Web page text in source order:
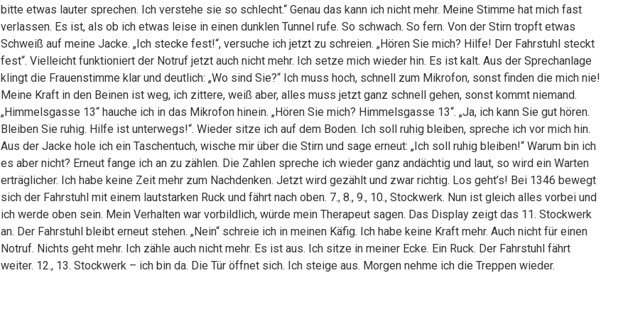
bitte etwas lauter sprechen. Ich verstehe sie so schlecht.“ Genau das kann ich nicht mehr. Meine Stimme hat mich fast
verlassen. Es ist, als ob ich etwas leise in einen dunklen Tunnel rufe. So schwach. So fern. Von der Stirn tropft etwas
Schweiß auf meine Jacke. „Ich stecke fest!“, versuche ich jetzt zu schreien. „Hören Sie mich? Hilfe! Der Fahrstuhl steckt
fest“. Vielleicht funktioniert der Notruf jetzt auch nicht mehr. Ich setze mich wieder hin. Es ist kalt. Aus der Sprechanlage
klingt die Frauenstimme klar und deutlich: „Wo sind Sie?“ Ich muss hoch, schnell zum Mikrofon, sonst finden die mich nie!
Meine Kraft in den Beinen ist weg, ich zittere, weiß aber, alles muss jetzt ganz schnell gehen, sonst kommt niemand.
„Himmelsgasse 13“ hauche ich in das Mikrofon hinein. „Hören Sie mich? Himmelsgasse 13“. „Ja, ich kann Sie gut hören.
Bleiben Sie ruhig. Hilfe ist unterwegs!“. Wieder sitze ich auf dem Boden. Ich soll ruhig bleiben, spreche ich vor mich hin.
Aus der Jacke hole ich ein Taschentuch, wische mir über die Stirn und sage erneut: „Ich soll ruhig bleiben!“ Warum bin ich
es aber nicht? Erneut fange ich an zu zählen. Die Zahlen spreche ich wieder ganz andächtig und laut, so wird ein Warten
erträglicher. Ich habe keine Zeit mehr zum Nachdenken. Jetzt wird gezählt und zwar richtig. Los geht’s! Bei 1346 bewegt
sich der Fahrstuhl mit einem lautstarken Ruck und fährt nach oben. 7., 8., 9., 10., Stockwerk. Nun ist gleich alles vorbei und
ich werde oben sein. Mein Verhalten war vorbildlich, würde mein Therapeut sagen. Das Display zeigt das 11. Stockwerk
an. Der Fahrstuhl bleibt erneut stehen. „Nein“ schreie ich in meinen Käfig. Ich habe keine Kraft mehr. Auch nicht für einen
Notruf. Nichts geht mehr. Ich zähle auch nicht mehr. Es ist aus. Ich sitze in meiner Ecke. Ein Ruck. Der Fahrstuhl fährt
weiter. 12., 13. Stockwerk – ich bin da. Die Tür öffnet sich. Ich steige aus. Morgen nehme ich die Treppen wieder.